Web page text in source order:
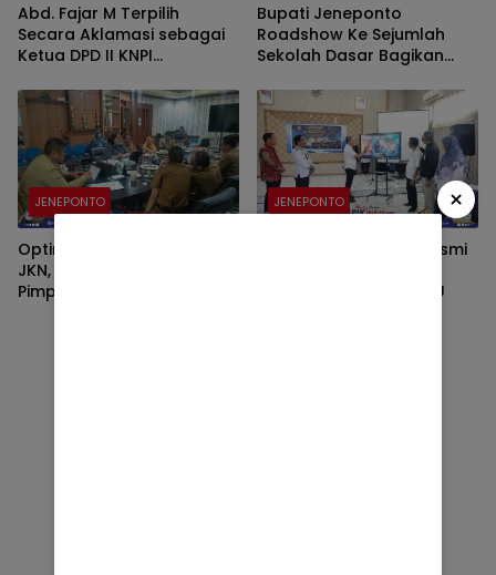
Abd. Fajar M Terpilih
Secara Aklamasi sebagai
Ketua DPD II KNPI
Periode 2026–2029
Bupati Jeneponto
Roadshow Ke Sejumlah
Sekolah Dasar Bagikan
JENEPONTO
Optimalkan Kepesertaan
JKN, Pj Sekda Jeneponto
Pimpin Rakor Bersama
JENEPONTO
Pemkab Jeneponto Resmi
Perubahan SI-PAKATAU
×